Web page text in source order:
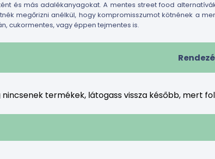
és más adalékanyagokat. A mentes street food
megőrizni anélkül, hogy kompromisszumot kötnének a
cukormentes, vagy éppen tejmentes is.
termékek, látogass vissza később, mert